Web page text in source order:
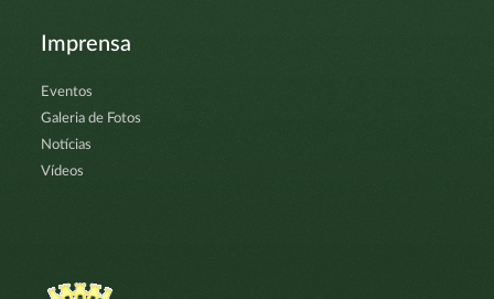
Imprensa
Eventos
Galeria de Fotos
Notícias
Vídeos